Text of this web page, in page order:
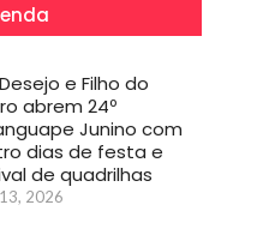
e Filho do
abrem 24º
Junino com
dias de festa e
de quadrilhas
2026